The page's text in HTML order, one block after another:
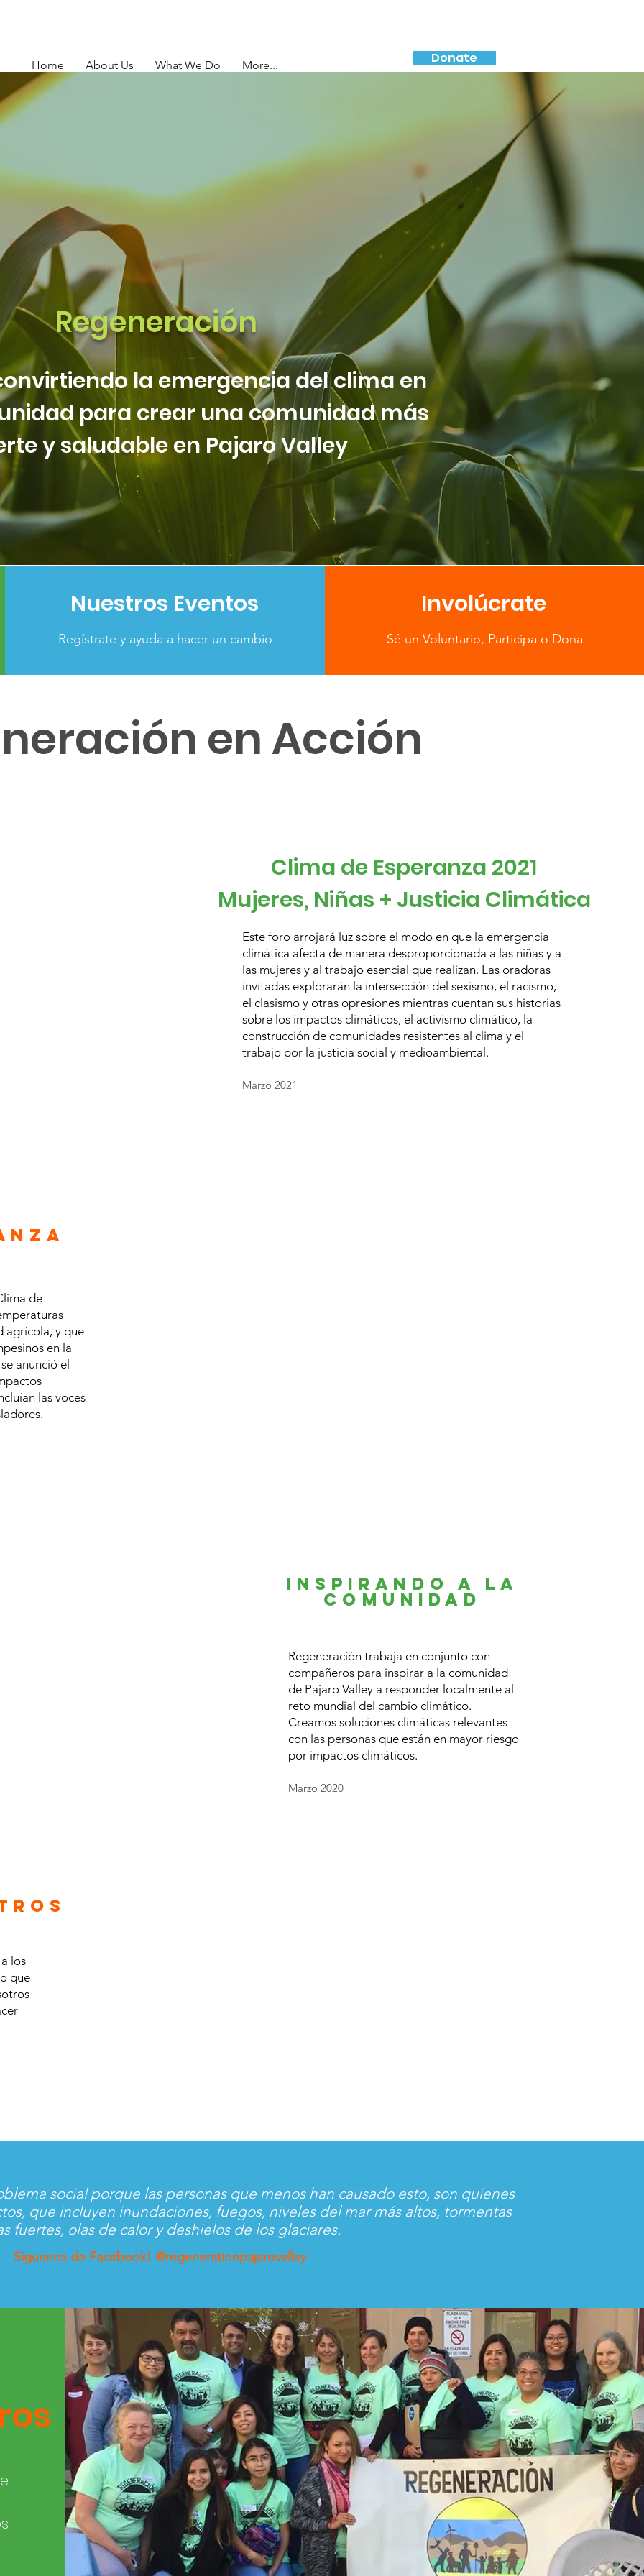
Home About Us What We Do More... Donate
Regeneración
la emergencia del clima en
para crear una comunidad más
y saludable en Pajaro Valley
Nuestros Eventos
Regístrate y ayuda a hacer un cambio
Involúcrate
Sé un Voluntario, Participa o Dona
en Acción
Clima de Esperanza 2021
Mujeres, Niñas + Justicia Climática
Este foro arrojará luz sobre el modo en que la emergencia
climática afecta de manera desproporcionada a las niñas y a
las mujeres y al trabajo esencial que realizan. Las oradoras
invitadas explorarán la intersección del sexismo, el racismo,
el clasismo y otras opresiones mientras cuentan sus historias
sobre los impactos climáticos, el activismo climático, la
construcción de comunidades resistentes al clima y el
trabajo por la justicia social y medioambiental.
Marzo 2021
de
agrícola, y que
en la
anunció el
las voces
Inspirando a la
Comunidad
Regeneración trabaja en conjunto con
compañeros para inspirar a la comunidad
de Pajaro Valley a responder localmente al
reto mundial del cambio climático.
Creamos soluciones climáticas relevantes
con las personas que están en mayor riesgo
por impactos climáticos.
Marzo 2020
los
que
social porque las personas que menos han causado esto, son quienes
que incluyen inundaciones, fuegos, niveles del mar más altos, tormentas
fuertes, olas de calor y deshielos de los glaciares.
Síguenos de Facebook! @regenerationpajarovalley